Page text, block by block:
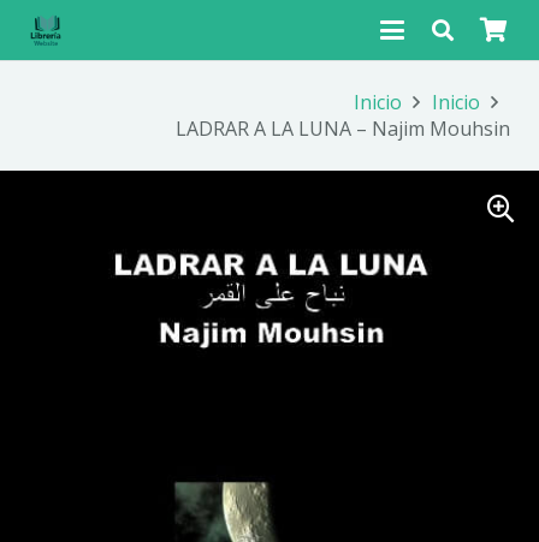
Inicio
Inicio
LADRAR A LA LUNA – Najim Mouhsin